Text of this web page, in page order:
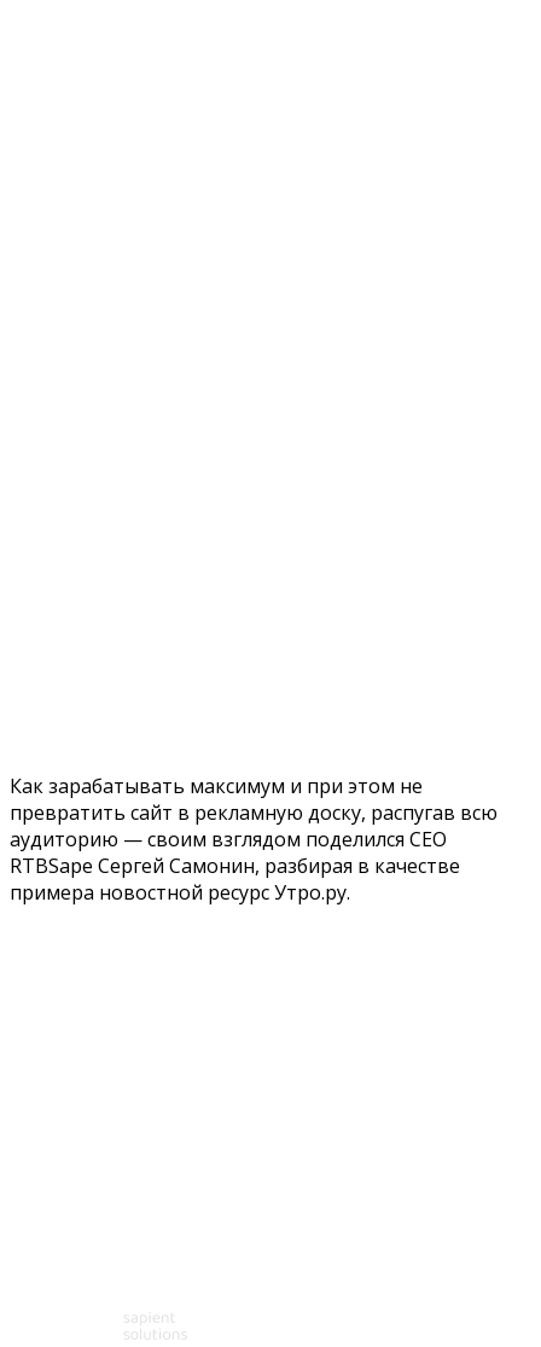
Как зарабатывать максимум и при этом не
превратить сайт в рекламную доску, распугав всю
аудиторию — своим взглядом поделился CEO
RTBSape Сергей Самонин, разбирая в качестве
примера новостной ресурс Утро.ру.